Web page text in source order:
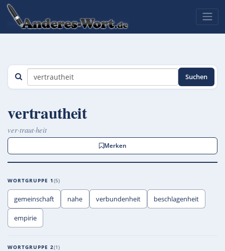
Suchen
vertrautheit
ver·traut·heit
Merken
WORTGRUPPE 1 5
gemeinschaft nahe verbundenheit beschlagenheit
empirie
WORTGRUPPE 2 1